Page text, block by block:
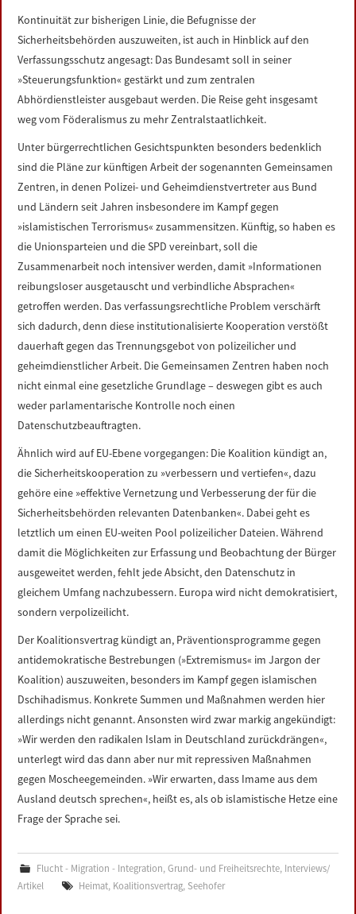
Kontinuität zur bisherigen Linie, die Befugnisse der
Sicherheitsbehörden auszuweiten, ist auch in Hinblick auf den
Verfassungsschutz angesagt: Das Bundesamt soll in seiner
»Steuerungsfunktion« gestärkt und zum zentralen
Abhördienstleister ausgebaut werden. Die Reise geht insgesamt
weg vom Föderalismus zu mehr Zentralstaatlichkeit.
Unter bürgerrechtlichen Gesichtspunkten besonders bedenklich
sind die Pläne zur künftigen Arbeit der sogenannten Gemeinsamen
Zentren, in denen Polizei- und Geheimdienstvertreter aus Bund
und Ländern seit Jahren insbesondere im Kampf gegen
»islamistischen Terrorismus« zusammensitzen. Künftig, so haben es
die Unionsparteien und die SPD vereinbart, soll die
Zusammenarbeit noch intensiver werden, damit »Informationen
reibungsloser ausgetauscht und verbindliche Absprachen«
getroffen werden. Das verfassungsrechtliche Problem verschärft
sich dadurch, denn diese institutionalisierte Kooperation verstößt
dauerhaft gegen das Trennungsgebot von polizeilicher und
geheimdienstlicher Arbeit. Die Gemeinsamen Zentren haben noch
nicht einmal eine gesetzliche Grundlage – deswegen gibt es auch
weder parlamentarische Kontrolle noch einen
Datenschutzbeauftragten.
Ähnlich wird auf EU-Ebene vorgegangen: Die Koalition kündigt an,
die Sicherheitskooperation zu »verbessern und vertiefen«, dazu
gehöre eine »effektive Vernetzung und Verbesserung der für die
Sicherheitsbehörden relevanten Datenbanken«. Dabei geht es
letztlich um einen EU-weiten Pool polizeilicher Dateien. Während
damit die Möglichkeiten zur Erfassung und Beobachtung der Bürger
ausgeweitet werden, fehlt jede Absicht, den Datenschutz in
gleichem Umfang nachzubessern. Europa wird nicht demokratisiert,
sondern verpolizeilicht.
Der Koalitionsvertrag kündigt an, Präventionsprogramme gegen
antidemokratische Bestrebungen (»Extremismus« im Jargon der
Koalition) auszuweiten, besonders im Kampf gegen islamischen
Dschihadismus. Konkrete Summen und Maßnahmen werden hier
allerdings nicht genannt. Ansonsten wird zwar markig angekündigt:
»Wir werden den radikalen Islam in Deutschland zurückdrängen«,
unterlegt wird das dann aber nur mit repressiven Maßnahmen
gegen Moscheegemeinden. »Wir erwarten, dass Imame aus dem
Ausland deutsch sprechen«, heißt es, als ob islamistische Hetze eine
Frage der Sprache sei.
Flucht - Migration - Integration, Grund- und Freiheitsrechte, Interviews/
Artikel
Heimat, Koalitionsvertrag, Seehofer